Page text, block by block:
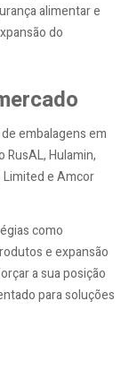
alimentar e
do
embalagens em
Hulamin,
Limited e Amcor
como
e expansão
a sua posição
para soluções